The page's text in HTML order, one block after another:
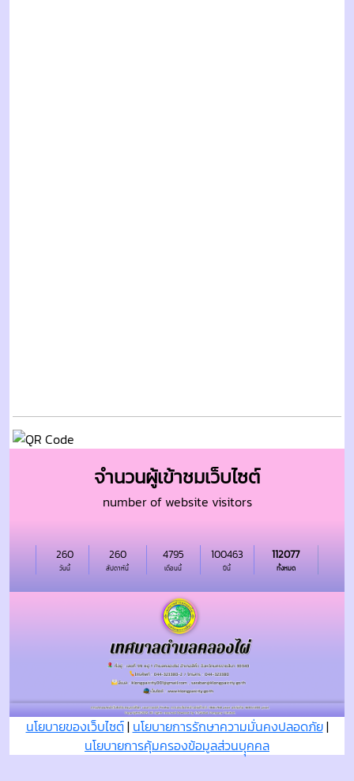
จำนวนผู้เข้าชมเว็บไซต์
number of website visitors
วันนี้
260
สัปดาห์นี้
260
เดือนนี้
4795
ปีนี้
100463
ทั้งหมด
112077
นโยบายของเว็บไซต์| นโยบายการรักษาความมั่นคงปลอดภัย|
นโยบายการคุ้มครองข้อมูลส่วนบุุคคล